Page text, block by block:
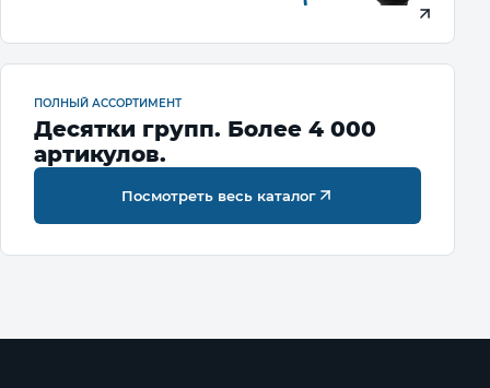
ПОЛНЫЙ АССОРТИМЕНТ
Десятки групп. Более 4 000
артикулов.
Посмотреть весь каталог